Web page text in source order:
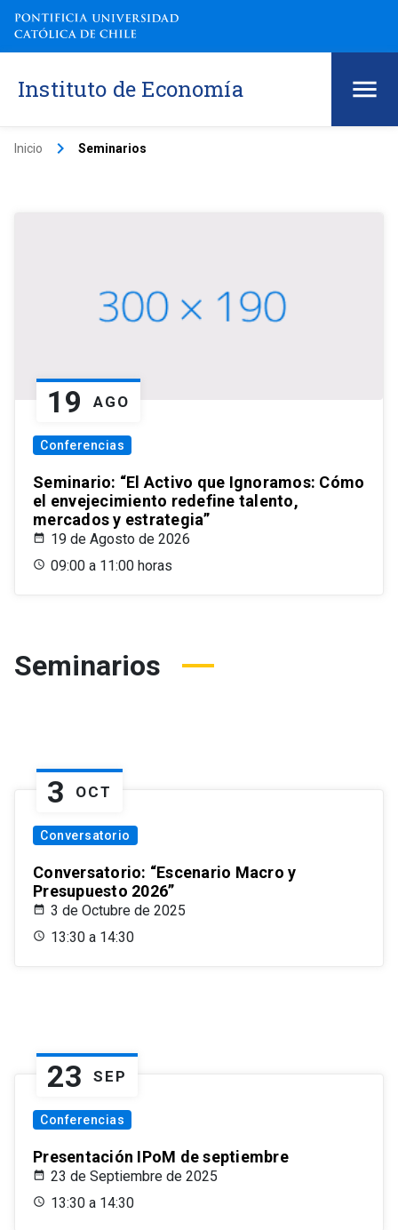
Instituto de Economía
Inicio keyboard_arrow_right Seminarios
19 AGO
Conferencias
Seminario: “El Activo que Ignoramos: Cómo
el envejecimiento redefine talento,
mercados y estrategia”
19 de Agosto de 2026
09:00 a 11:00 horas
Seminarios
3 OCT
Conversatorio
Conversatorio: “Escenario Macro y
Presupuesto 2026”
3 de Octubre de 2025
13:30 a 14:30
23 SEP
Conferencias
Presentación IPoM de septiembre
23 de Septiembre de 2025
13:30 a 14:30